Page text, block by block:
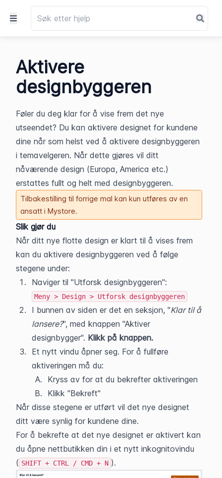
Aktivere
designbyggeren
Føler du deg klar for å vise frem det nye
utseendet? Du kan aktivere designet for kundene
dine når som helst ved å aktivere designbyggeren
i temavelgeren. Når dette gjøres vil ditt
nåværende design (Europa, America etc.)
erstattes fullt og helt med designbyggeren.
Tilbakestilling til forrige mal kan kun utføres av en
ansatt i Mystore.
Slik gjør du
Når ditt nye flotte design er klart til å vises frem
kan du aktivere designbyggeren ved å følge
stegene under:
Meny > Design > Utforsk designbyggeren
I bunnen av siden er det en seksjon, "Klar til å
lansere?", med knappen "Aktiver
designbygger". Klikk på knappen.
Et nytt vindu åpner seg. For å fullføre
aktiveringen må du:
Kryss av for at du bekrefter aktiveringen
Klikk "Bekreft"
Når disse stegene er utført vil det nye designet
ditt være synlig for kundene dine.
For å bekrefte at det nye designet er aktivert kan
du åpne nettbutikken din i et nytt inkognitovindu
( SHIFT + CTRL / CMD + N ).